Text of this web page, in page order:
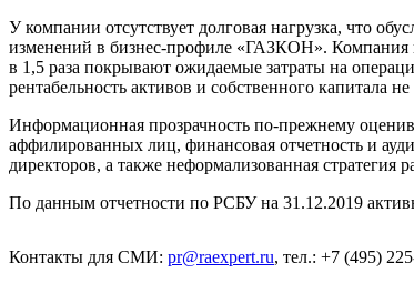
У компании отсутствует долговая нагрузка, что
изменений в бизнес-профиле «ГАЗКОН». Компания
в 1,5 раза покрывают ожидаемые затраты на
рентабельность активов и собственного капитала
Информационная прозрачность по-прежнему
аффилированных лиц, финансовая отчетность и
директоров, а также неформализованная стратегия
По данным отчетности по РСБУ на 31.12.2019
Контакты для СМИ: pr@raexpert.ru, тел.: +7 (495)